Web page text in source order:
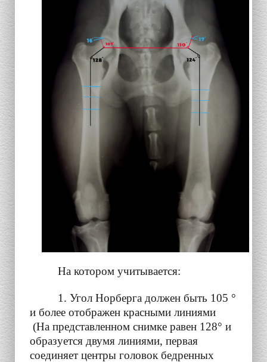
На котором учитывается:
1. Угол Норберга должен быть 105 °
и более отображен красными линиями
(На представленном снимке равен 128° и
образуется двумя линиями, первая
соединяет центры головок бедренных